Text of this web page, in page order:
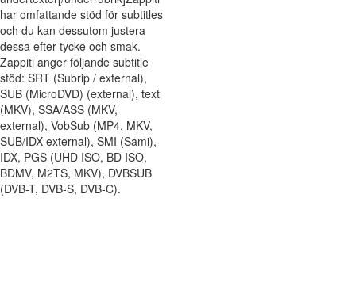
har omfattande stöd för subtitles
och du kan dessutom justera
dessa efter tycke och smak.
Zappiti anger följande subtitle
stöd: SRT (Subrip / external),
SUB (MicroDVD) (external), text
(MKV), SSA/ASS (MKV,
external), VobSub (MP4, MKV,
SUB/IDX external), SMI (Sami),
IDX, PGS (UHD ISO, BD ISO,
BDMV, M2TS, MKV), DVBSUB
(DVB-T, DVB-S, DVB-C).